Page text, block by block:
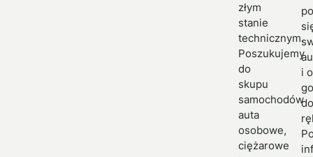
złym
stanie
technicznym.
Poszukujemy
do
skupu
samochodów
auta
osobowe,
ciężarowe
i
do